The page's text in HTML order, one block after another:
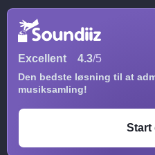
Excellent 4.3/5
Den bedste løsning til at
musiksamling!
Start